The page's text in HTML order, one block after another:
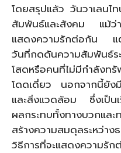
โดยสรุปแล้ว วันวาเลนไ
สัมพันธ์และสังคม แม้ว่า
แสดงความรักต่อกัน แ
วันที่กดดันความสัมพันธ์ร
โสดหรือคนที่ไม่มีกำลังท
โดดเดี่ยว นอกจากนี้ยัง
และสิ่งแวดล้อม ซึ่งเป็น
ผลกระทบทั้งทางบวกแล
สร้างความสมดุลระหว่าง
วิธีการที่จะแสดงความรัก